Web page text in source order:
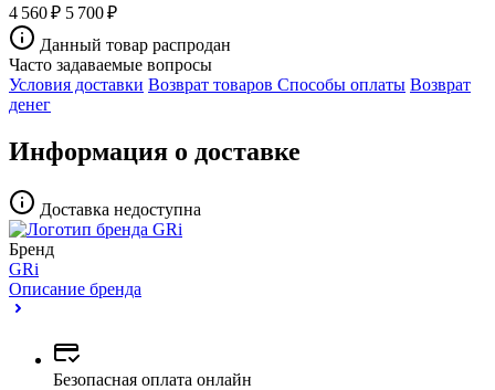
4 560 ₽ 5 700 ₽
Данный товар распродан
Часто задаваемые вопросы
Условия доставки Возврат товаров Способы оплаты Возврат
денег
Информация о доставке
Доставка недоступна
Бренд
GRi
Описание бренда
Безопасная оплата онлайн